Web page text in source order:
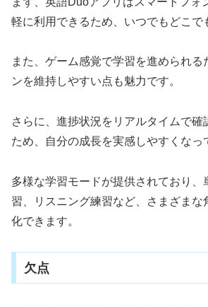
軽に利用できるため、いつでもどこで
また、ゲーム感覚で学習を進められる
ンを維持しやすい点も魅力です。
さらに、進捗状況をリアルタイムで確
ため、自分の成長を実感しやすくなっ
多様な学習モードが提供されており、
習、リスニング練習など、さまざまな
化できます。
欠点